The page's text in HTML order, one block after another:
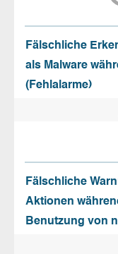
Fälschliche
als Malware
(Fehlalarme)
Fälschliche
Aktionen
Benutzung von